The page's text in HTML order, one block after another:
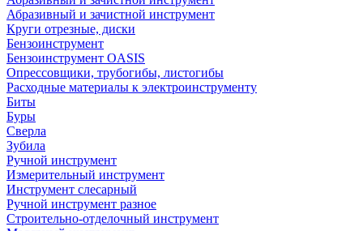
Абразивный и зачистной инструмент
Круги отрезные, диски
Бензоинструмент
Бензоинструмент OASIS
Опрессовщики, трубогибы, листогибы
Расходные материалы к электроинструменту
Биты
Буры
Сверла
Зубила
Ручной инструмент
Измерительный инструмент
Инструмент слесарный
Ручной инструмент разное
Строительно-отделочный инструмент